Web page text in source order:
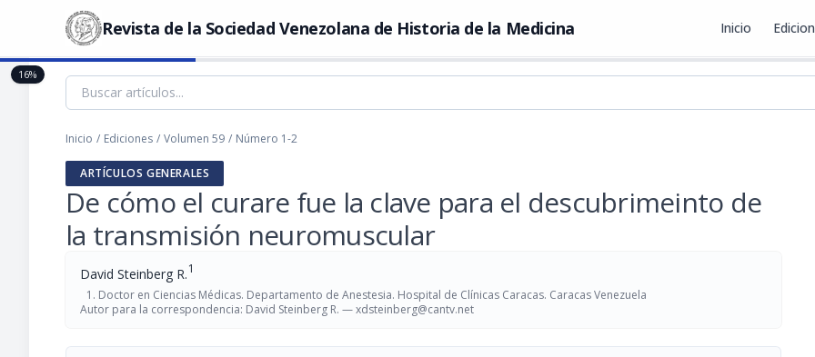
Revista de la Sociedad Venezolana de Historia de la Medicina Inicio
Inicio / Ediciones / Volumen 59 / Número 1-2
ARTÍCULOS GENERALES
De cómo el curare fue la clave para el descubrimeinto de
la transmisión neuromuscular
David Steinberg R.1
Doctor en Ciencias Médicas. Departamento de Anestesia. Hospital de Clínicas Caracas. Caracas Venezuela
Autor para la correspondencia: David Steinberg R. —xdsteinberg@cantv.net
16%